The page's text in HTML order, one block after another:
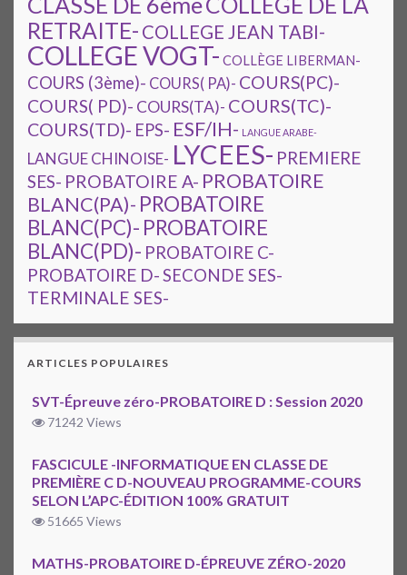
RETRAITE- COLLEGE JEAN TABI-
COLLEGE VOGT- COLLÈGE LIBERMAN-
COURS (3ème)- COURS( PA)- COURS(PC)-
COURS( PD)- COURS(TA)- COURS(TC)-
COURS(TD)- EPS- ESF/IH- LANGUE ARABE-
LANGUE CHINOISE- LYCEES- PREMIERE
SES- PROBATOIRE A- PROBATOIRE
BLANC(PA)- PROBATOIRE
BLANC(PC)- PROBATOIRE
BLANC(PD)- PROBATOIRE C-
PROBATOIRE D-SECONDE SES-
TERMINALE SES-
ARTICLES POPULAIRES
SVT-Épreuve zéro-PROBATOIRE D : Session 2020
71242 Views
FASCICULE -INFORMATIQUE EN CLASSE DE
PREMIÈRE C D-NOUVEAU PROGRAMME-COURS
SELON L’APC-ÉDITION 100% GRATUIT
51665 Views
MATHS-PROBATOIRE D-ÉPREUVE ZÉRO-2020